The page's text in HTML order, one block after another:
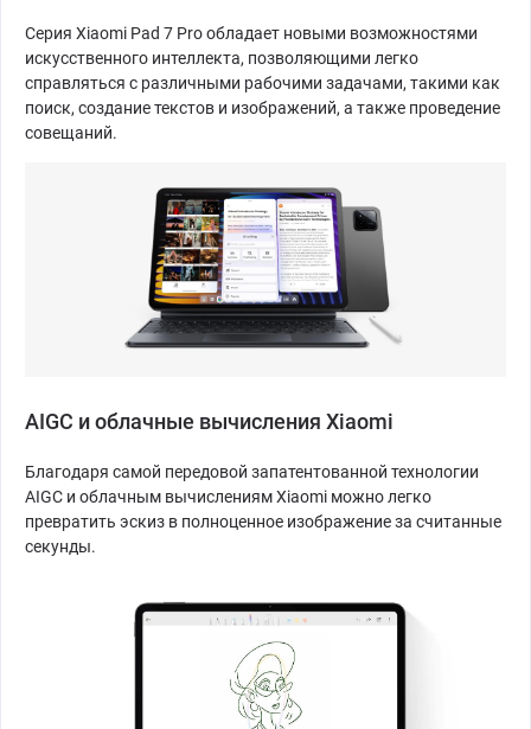
Серия Xiaomi Pad 7 Pro обладает новыми возможностями
искусственного интеллекта, позволяющими легко
справляться с различными рабочими задачами, такими как
поиск, создание текстов и изображений, а также проведение
совещаний.
AIGC и облачные вычисления Xiaomi
Благодаря самой передовой запатентованной технологии
AIGC и облачным вычислениям Xiaomi можно легко
превратить эскиз в полноценное изображение за считанные
секунды.